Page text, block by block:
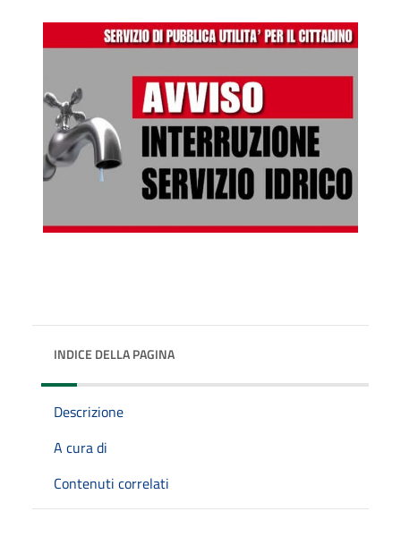
INDICE DELLA PAGINA
Descrizione
A cura di
Contenuti correlati